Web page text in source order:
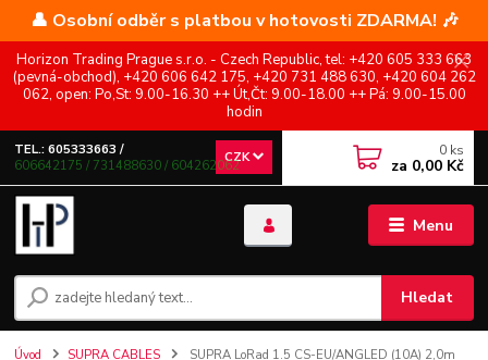
👤 Osobní odběr s platbou v hotovosti ZDARMA! 🎶
Horizon Trading Prague s.r.o. - Czech Republic, tel: +420 605 333 663
(pevná-obchod), +420 606 642 175, +420 731 488 630, +420 604 262
062, open: Po,St: 9.00-16.30 ++ Út,Čt: 9.00-18.00 ++ Pá: 9.00-15.00
hodin
Menu
CZK
Hledat
TEL.: 605333663 /
606642175 / 731488630 / 604262062
0 ks
za 0,00 Kč
Úvod SUPRA CABLES SUPRA LoRad 1.5 CS-EU/ANGLED (10A) 2,0m